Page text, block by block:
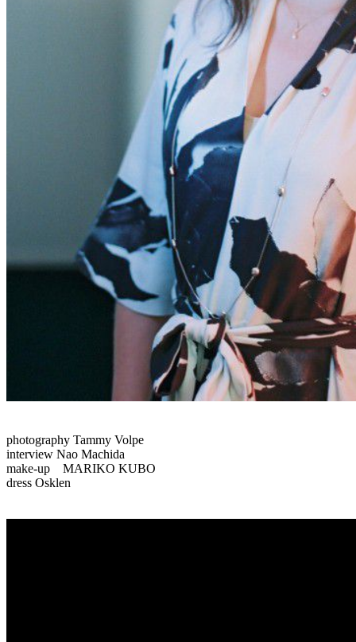
photography Tammy Volpe
interview Nao Machida
make-up MARIKO KUBO
dress Osklen